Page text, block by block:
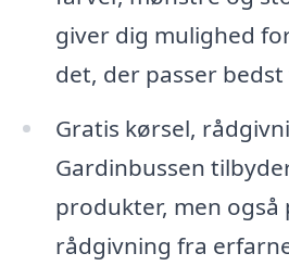
giver dig mulighed
det, der passer
Gratis kørsel,
Gardinbussen
produkter, men også
rådgivning fra